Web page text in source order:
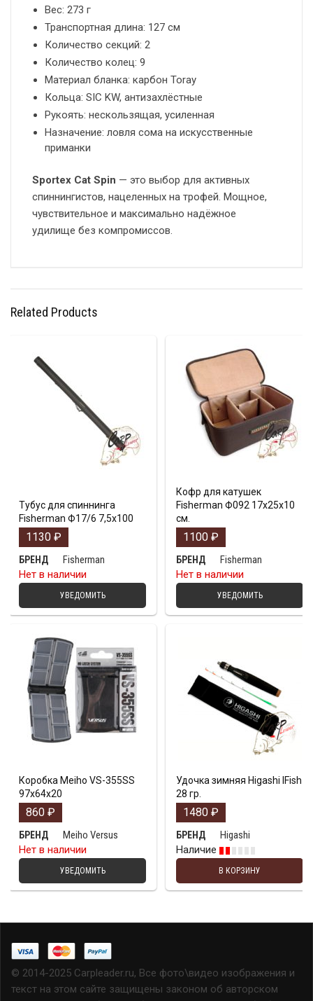
Вес: 273 г
Транспортная длина: 127 см
Количество секций: 2
Количество колец: 9
Материал бланка: карбон Toray
Кольца: SIC KW, антизахлёстные
Рукоять: нескользящая, усиленная
Назначение: ловля сома на искусственные
приманки
Sportex Cat Spin — это выбор для активных
спиннингистов, нацеленных на трофей. Мощное,
чувствительное и максимально надёжное
удилище без компромиссов.
Related Products
Тубус для спиннинга
Fisherman Ф17/6 7,5х100
1130 ₽
БРЕНД
Fisherman
Нет в наличии
УВЕДОМИТЬ
Кофр для катушек
Fisherman Ф092 17х25х10
см.
1100 ₽
БРЕНД
Fisherman
Нет в наличии
УВЕДОМИТЬ
Коробка Meiho VS-355SS
97х64х20
860 ₽
БРЕНД
Meiho Versus
Нет в наличии
УВЕДОМИТЬ
Удочка зимняя Higashi IFish
28 гр.
1480 ₽
БРЕНД
Higashi
Наличие
В КОРЗИНУ
© 2014-2025 Carpleader.ru, Все фото\видео изображения и
текст на этом сайте защищены законом об авторском